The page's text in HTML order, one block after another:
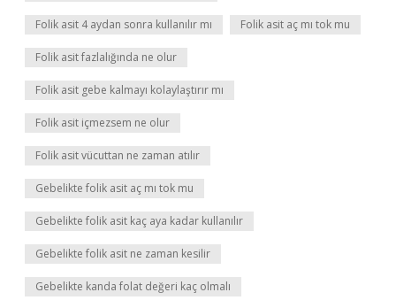
Folik asit 4 aydan sonra kullanılır mı Folik asit aç mı tok mu
Folik asit fazlalığında ne olur
Folik asit gebe kalmayı kolaylaştırır mı
Folik asit içmezsem ne olur
Folik asit vücuttan ne zaman atılır
Gebelikte folik asit aç mı tok mu
Gebelikte folik asit kaç aya kadar kullanılır
Gebelikte folik asit ne zaman kesilir
Gebelikte kanda folat değeri kaç olmalı